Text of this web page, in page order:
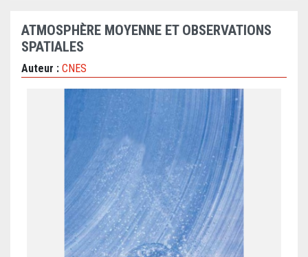
ATMOSPHÈRE MOYENNE ET OBSERVATIONS
SPATIALES
Auteur : CNES